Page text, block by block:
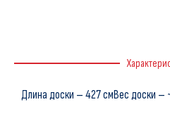
Длина доски – 427 смВес доски –